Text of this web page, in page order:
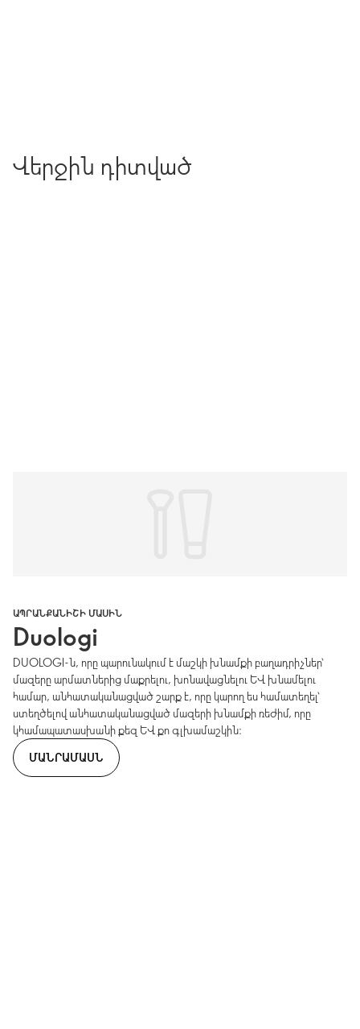
Վերջին դիտված
ԱՊՐԱՆՔԱՆԻՇԻ ՄԱՍԻՆ
Duologi
DUOLOGI-ն, որը պարունակում է մաշկի խնամքի բաղադրիչներ՝
մազերը արմատներից մաքրելու, խոնավացնելու և խնամելու
համար, անհատականացված շարք է, որը կարող ես համատեղել՝
ստեղծելով անհատականացված մազերի խնամքի ռեժիմ, որը
կհամապատասխանի քեզ և քո գլխամաշկին։
ՄԱՆՐԱՄԱՍՆ